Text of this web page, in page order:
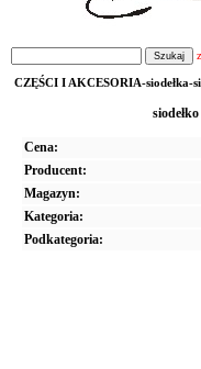
CZĘŚCI I AKCESORIA-siodełka-
Cena:
Producent:
Magazyn:
Kategoria:
Podkategoria: